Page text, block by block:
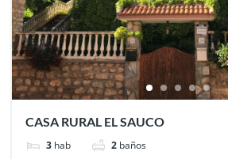
CASA RURAL EL SAUCO
3 hab 2 baños